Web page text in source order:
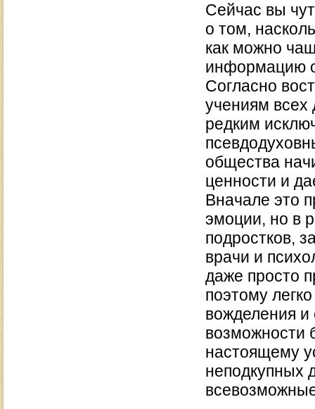
Сейчас вы
о том,
как можно
информацию
Согласно
учениям всех
редким
общества
ценности и
Вначале это
эмоции, но в
подростков,
врачи и
даже просто
поэтому
вожделения и
возможности
настоящему
неподкупных